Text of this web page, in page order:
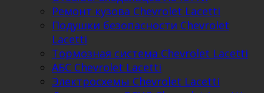
Ремонт кузова Chevrolet Lacetti
Подушки безопасности Chevrolet
Lacetti
Тормозная система Chevrolet Lacetti
АБС Chevrolet Lacetti
Электросхемы Chevrolet Lacetti